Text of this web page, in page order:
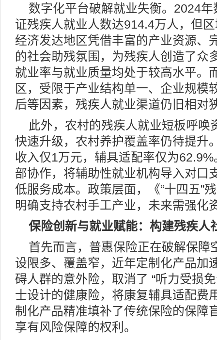
数字化平台破解就业失衡。2024
证残疾人就业人数达914.4万人，但
经济发达地区凭借丰富的产业资源、
的社会助残氛围，为残疾人创造了众
就业率与就业质量均处于较高水平。
区，受限于产业结构单一、企业规模
后等因素，残疾人就业渠道仍旧相对
此外，农村的残疾人就业短板呼唤
快速升级，农村养护覆盖率仍待提升
收入仅1万元，辅具适配率仅为
部协作，将辅助性就业机构导入对口
低服务成本。政策层面，《“十四五”
明确支持农村手工产业，未来需强化
保险创新与就业赋能：构建残疾人
首先而言，普惠保险正在破解保障
设限多、覆盖窄，近年定制化产品加
碍人群的意外险，取消了 “听力受损
士设计的健康险，将康复辅具适配费
制化产品精准填补了传统保险的保障
享有风险保障的权利。